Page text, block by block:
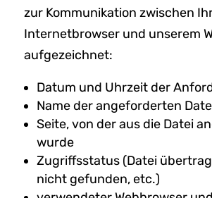
zur Kommunikation zwischen
Internetbrowser und unserem
aufgezeichnet:
Datum und Uhrzeit der
Name der angeforderten
Seite, von der aus die Datei
wurde
Zugriffsstatus (Datei
nicht gefunden, etc.)